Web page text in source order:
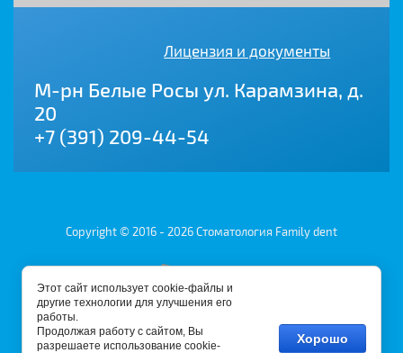
Лицензия и документы
М-рн Белые Росы ул. Карамзина, д.
20
+7 (391) 209-44-54
Copyright © 2016 - 2026 Стоматология Family dent
Этот сайт использует cookie-файлы и
другие технологии для улучшения его
работы.
Продолжая работу с сайтом, Вы
разрешаете использование cookie-
Хорошо